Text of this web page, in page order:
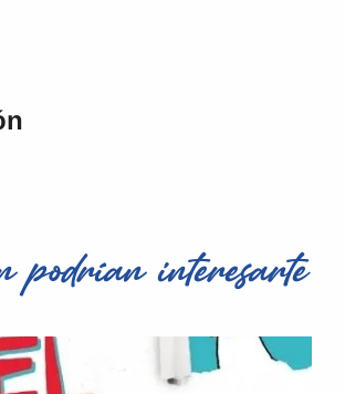
podrían interesarte